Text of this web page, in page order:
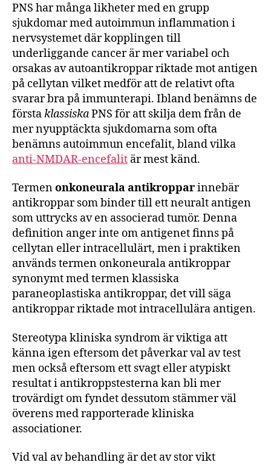
PNS har många likheter med en grupp
sjukdomar med autoimmun inflammation i
nervsystemet där kopplingen till
underliggande cancer är mer variabel och
orsakas av autoantikroppar riktade mot antigen
på cellytan vilket medför att de relativt ofta
svarar bra på immunterapi. Ibland benämns de
förstaklassiskaPNS för att skilja dem från de
mer nyupptäckta sjukdomarna som ofta
benämns autoimmun encefalit, bland vilka
anti-NMDAR-encefalit är mest känd.
Termenonkoneurala antikropparinnebär
antikroppar som binder till ett neuralt antigen
som uttrycks av en associerad tumör. Denna
definition anger inte om antigenet finns på
cellytan eller intracellulärt, men i praktiken
används termen onkoneurala antikroppar
synonymt med termen klassiska
paraneoplastiska antikroppar, det vill säga
antikroppar riktade mot intracellulära antigen.
Stereotypa kliniska syndrom är viktiga att
känna igen eftersom det påverkar val av test
men också eftersom ett svagt eller atypiskt
resultat i antikroppstesterna kan bli mer
trovärdigt om fyndet dessutom stämmer väl
överens med rapporterade kliniska
associationer.
Vid val av behandling är det av stor vikt